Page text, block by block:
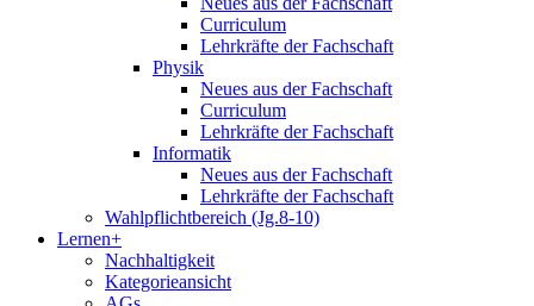
Curriculum
Lehrkräfte der Fachschaft
Physik
Neues aus der Fachschaft
Curriculum
Lehrkräfte der Fachschaft
Informatik
Neues aus der Fachschaft
Lehrkräfte der Fachschaft
Wahlpflichtbereich (Jg.8-10)
Lernen+
Nachhaltigkeit
Kategorieansicht